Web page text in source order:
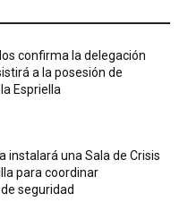
confirma la delegación
a la posesión de
Espriella
instalará una Sala de Crisis
para coordinar
seguridad